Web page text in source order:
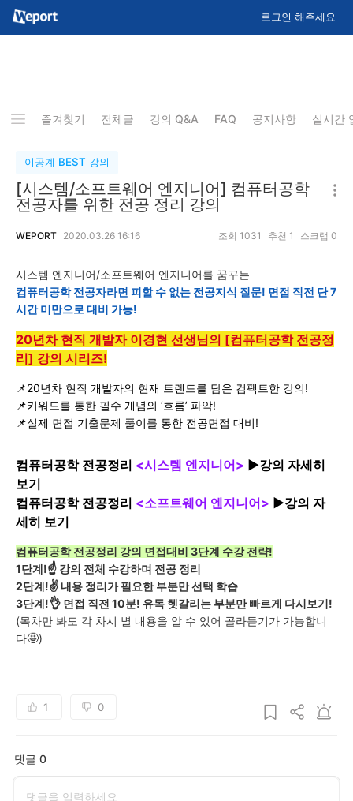
로그인 해주세요
즐겨찾기 전체글 강의 Q&A FAQ 공지사항 실시간
이공계 BEST 강의
[시스템/소프트웨어 엔지니어] 컴퓨터공학
전공자를 위한 전공 정리 강의
WEPORT 2020.03.26 16:16 조회 1031 추천 1 스크랩 0
시스템 엔지니어/소프트웨어 엔지니어를 꿈꾸는
컴퓨터공학 전공자라면 피할 수 없는 전공지식 질문! 면접 직전 단 7
시간 미만으로 대비 가능!
20년차 현직 개발자 이경현 선생님의 [컴퓨터공학 전공정
리] 강의 시리즈!
📌20년차 현직 개발자의 현재 트렌드를 담은 컴팩트한 강의!
📌키워드를 통한 필수 개념의 ‘흐름’ 파악!
📌실제 면접 기출문제 풀이를 통한 전공면접 대비!
컴퓨터공학 전공정리 <시스템 엔지니어> ▶강의 자세히
보기
컴퓨터공학 전공정리 <소프트웨어 엔지니어> ▶강의 자
세히 보기
컴퓨터공학 전공정리 강의 면접대비 3단계 수강 전략!
1단계!☝ 강의 전체 수강하며 전공 정리
2단계!✌ 내용 정리가 필요한 부분만 선택 학습
3단계!👌 면접 직전 10분! 유독 헷갈리는 부분만 빠르게 다시보기!
(목차만 봐도 각 차시 별 내용을 알 수 있어 골라듣기가 가능합니
다🤩)
1 0
댓글 0